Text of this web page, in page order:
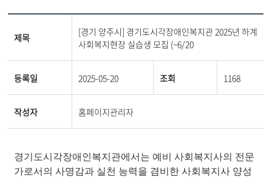
제목
[경기 양주시] 경기도시각장애인복지관 2025년 하계
사회복지현장 실습생 모집 (~6/20
등록일 2025-05-20 조회 1168
작성자 홈페이지관리자
경기도시각장애인복지관에서는 예비 사회복지사의 전문
가로서의 사명감과 실천 능력을 겸비한 사회복지사 양성